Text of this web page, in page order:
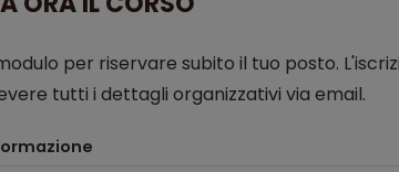
per riservare subito il tuo posto.
tutti i dettagli organizzativi via email.